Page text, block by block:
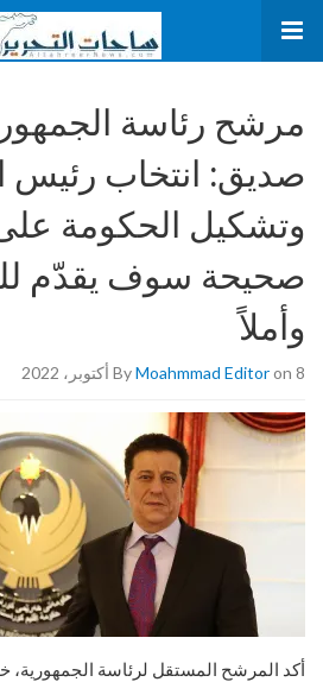
مرشح رئاسة
صديق: انتخاب رئيس
وتشكيل الحكومة
صحيحة سوف يقدّم
وأملاً
ByMoahmmad Editoron 8 أكتوبر، 2022
أكد المرشح المستقل لرئاسة الجمهورية،